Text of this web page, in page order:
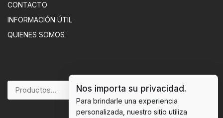
CONTACTO
INFORMACIÓN ÚTIL
QUIENES SOMOS
BUSCAR
Nos importa su privacidad.
Para brindarle una experiencia
personalizada, nuestro sitio utiliza